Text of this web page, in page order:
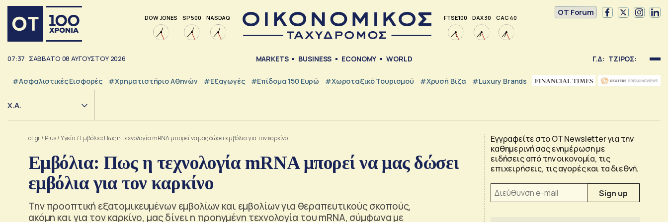
DOW JONES SP 500 NASDAQ FTSE 100 DAX 30 CAC 40
OT Forum
07:37 ΣΑΒΒΑΤΟ 08 ΑΥΓΟΥΣΤΟΥ 2026 MARKETS BUSINESS ECONOMY WORLD Γ.Δ: ΤΖΙΡΟΣ:
#Ασφαλιστικές Εισφορές #Χρηματιστήριο Αθηνών #εξαγωγές #Επίδομα 150 Ευρώ #Χωροταξικό Τουρισμού #Χρυσή Βίζα #luxury Brands
Χ.Α.
ot.gr/ Plus/Υγεία / Εμβόλια: Πως η τεχνολογία mRNA μπορεί να μας δώσει εμβόλια για τον καρκίνο
Εμβόλια: Πως η τεχνολογία mRNA μπορεί να μας δώσει
εμβόλια για τον καρκίνο
Την προοπτική εξατομικευμένων εμβολίων και εμβολίων για θεραπευτικούς σκοπούς,
ακόμη και για τον καρκίνο, μας δίνει η προηγμένη τεχνολογία του mRNA, σύμφωνα με
Εγγραφείτε στο OT Newsletter για την
καθημερινή σας ενημέρωση με
ειδήσεις από την οικονομία, τις
επιχειρήσεις, τις αγορές και τα διεθνή.